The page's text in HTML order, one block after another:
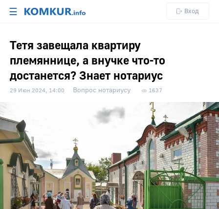
☰ Вход
Тетя завещала квартиру
племяннице, а внучке что-то
достанется? Знает нотариус
29 Июн 2024, 14:00 Вопрос нотариусу 1637